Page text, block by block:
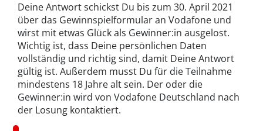
Deine Antwort schickst Du bis zum 30. April 2021
über das Gewinnspielformular an Vodafone und
wirst mit etwas Glück als Gewinner:in ausgelost.
Wichtig ist, dass Deine persönlichen Daten
vollständig und richtig sind, damit Deine Antwort
gültig ist. Außerdem musst Du für die Teilnahme
mindestens 18 Jahre alt sein. Der oder die
Gewinner:in wird von Vodafone Deutschland nach
der Losung kontaktiert.